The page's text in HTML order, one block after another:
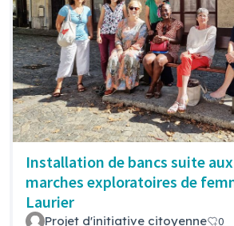
Installation de bancs suite aux
marches exploratoires de
Laurier
Projet d'initiative citoyenne 0